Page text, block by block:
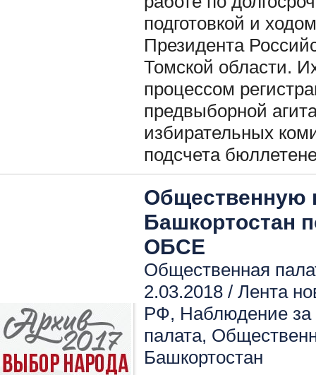
подготовкой и
Президента
Томской области.
процессом
предвыборной
избирательных
подсчета
Общественную
Башкортостан
ОБСЕ
Общественная
2.03.2018 / Лента
РФ, Наблюдение
палата,
Башкортостан